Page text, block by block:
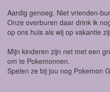
Aardig genoeg. Niet vrienden-
Onze overburen daar drink ik
op ons huis als wij op vakantie
Mijn kinderen zijn net met een
om te Pokemonnen.
Spelen ze bij jou nog Pokemon